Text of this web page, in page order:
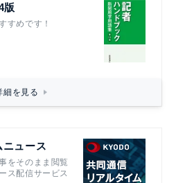
版
すめです！
細を見る
ュース
をそのまま閲覧
ス配信サービス